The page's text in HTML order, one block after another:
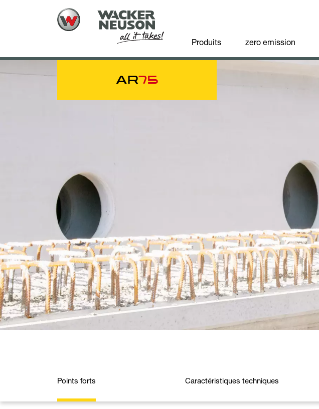
Produits zero emission
AR75
Points forts Caractéristiques techniques